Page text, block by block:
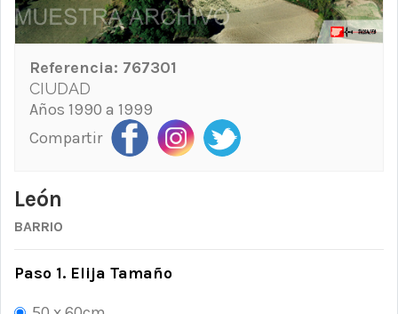
Referencia: 767301
CIUDAD
Años 1990 a 1999
Compartir
León
BARRIO
Paso 1. Elija Tamaño